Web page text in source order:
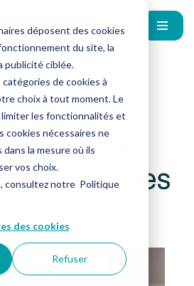
déposent des cookies
du site, la
publicité ciblée.
de cookies à
choix à tout moment. Le
les fonctionnalités et
cookies nécessaires ne
la mesure où ils
vos choix.
consultez notre Politique
des cookies
Refuser
même
service des